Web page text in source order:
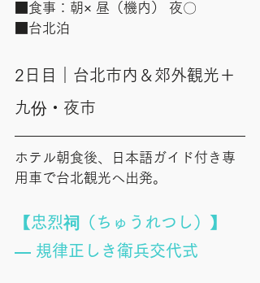
■食事：朝× 昼（機内） 夜〇
■台北泊
2日目｜台北市内＆郊外観光＋
九份・夜市
ホテル朝食後、日本語ガイド付き専
用車で台北観光へ出発。
【忠烈祠（ちゅうれつし）】
— 規律正しき衛兵交代式